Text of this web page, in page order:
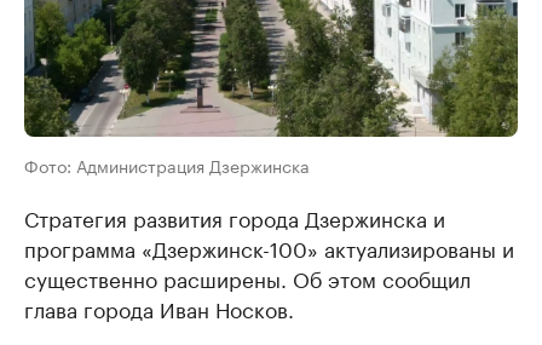
Фото: Администрация Дзержинска
Стратегия развития города Дзержинска и
программа «Дзержинск-100» актуализированы и
существенно расширены. Об этом сообщил
глава города Иван Носков.